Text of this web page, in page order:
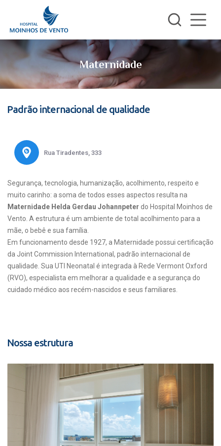
Maternidade
Padrão internacional de qualidade
Rua Tiradentes, 333
Segurança, tecnologia, humanização, acolhimento, respeito e
muito carinho: a soma de todos esses aspectos resulta na
Maternidade Helda Gerdau Johannpeter do Hospital Moinhos de
Vento. A estrutura é um ambiente de total acolhimento para a
mãe, o bebê e sua família.
Em funcionamento desde 1927, a Maternidade possui certificação
da Joint Commission International, padrão internacional de
qualidade. Sua UTI Neonatal é integrada à Rede Vermont Oxford
(RVO), especialista em melhorar a qualidade e a segurança do
cuidado médico aos recém-nascidos e seus familiares.
Nossa estrutura